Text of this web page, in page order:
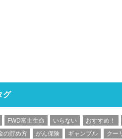
グ
FWD富士生命 いらない おすすめ！
の貯め方
がん保険 ギャンブル
クー